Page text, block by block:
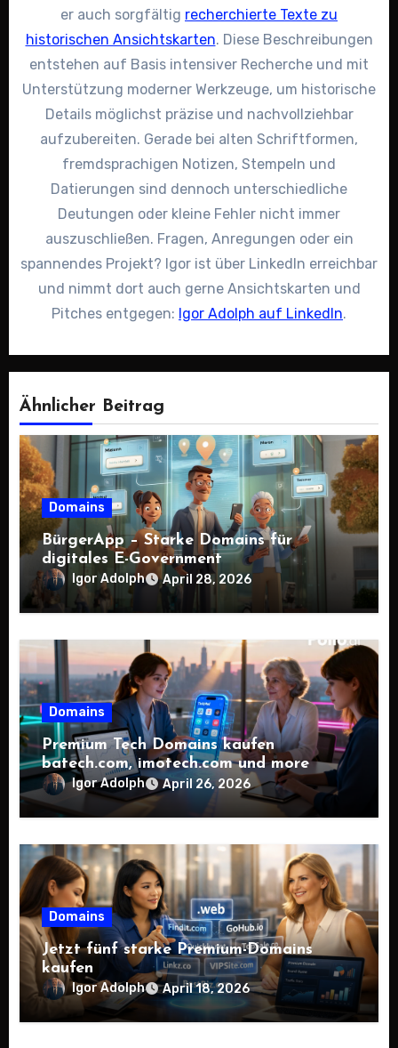
er auch sorgfältig recherchierte Texte zu
historischen Ansichtskarten. Diese Beschreibungen
entstehen auf Basis intensiver Recherche und mit
Unterstützung moderner Werkzeuge, um historische
Details möglichst präzise und nachvollziehbar
aufzubereiten. Gerade bei alten Schriftformen,
fremdsprachigen Notizen, Stempeln und
Datierungen sind dennoch unterschiedliche
Deutungen oder kleine Fehler nicht immer
auszuschließen. Fragen, Anregungen oder ein
spannendes Projekt? Igor ist über LinkedIn erreichbar
und nimmt dort auch gerne Ansichtskarten und
Pitches entgegen: Igor Adolph auf LinkedIn.
Ähnlicher Beitrag
Domains
BürgerApp – Starke Domains für
digitales E-Government
Igor Adolph April 28, 2026
Domains
Premium Tech Domains kaufen
batech.com, imotech.com und more
Igor Adolph April 26, 2026
Domains
Jetzt fünf starke Premium-Domains
kaufen
Igor Adolph April 18, 2026